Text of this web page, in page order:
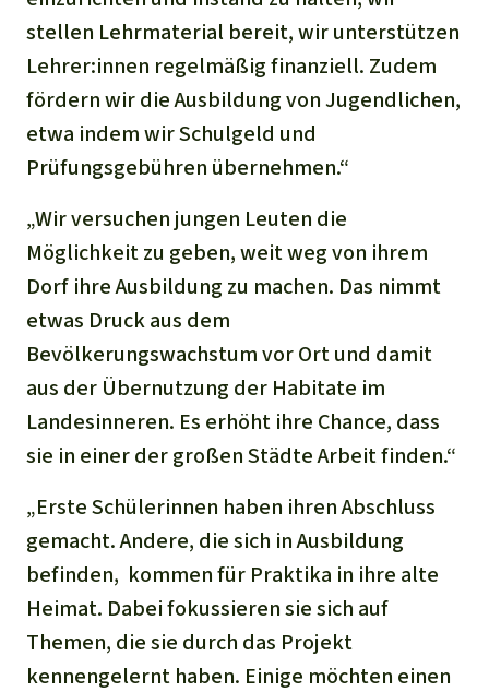
stellen Lehrmaterial bereit, wir unterstützen
Lehrer:innen regelmäßig finanziell. Zudem
fördern wir die Ausbildung von Jugendlichen,
etwa indem wir Schulgeld und
Prüfungsgebühren übernehmen.“
„Wir versuchen jungen Leuten die
Möglichkeit zu geben, weit weg von ihrem
Dorf ihre Ausbildung zu machen. Das nimmt
etwas Druck aus dem
Bevölkerungswachstum vor Ort und damit
aus der Übernutzung der Habitate im
Landesinneren. Es erhöht ihre Chance, dass
sie in einer der großen Städte Arbeit finden.“
„Erste Schülerinnen haben ihren Abschluss
gemacht. Andere, die sich in Ausbildung
befinden, kommen für Praktika in ihre alte
Heimat. Dabei fokussieren sie sich auf
Themen, die sie durch das Projekt
kennengelernt haben. Einige möchten einen